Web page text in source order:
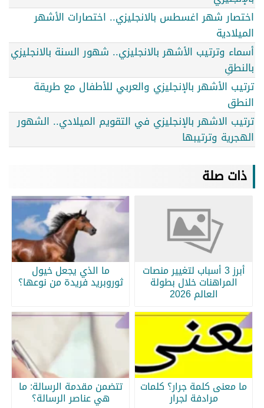
اختصار شهر اغسطس بالانجليزي.. اختصارات الأشهر
الميلادية
أسماء وترتيب الأشهر بالانجليزي.. شهور السنة بالانجليزي
بالنطقِ
ترتيب الأشهر بالإنجليزي والعربي للأطفال مع طريقة
النطق
ترتيب الاشهر بالإنجليزي في التقويم الميلادي.. الشهور
الهجرية وترتيبها
ذات صلة
أبرز 3 أسباب لتغيير منصات
المراهنات خلال بطولة
العالم 2026
ما الذي يجعل خيول
ثوروبريد فريدة من نوعها؟
ما معنى كلمة جرار؟ كلمات
مرادفة لجرار
تتضمن مقدمة الرسالة: ما
هي عناصر الرسالة؟